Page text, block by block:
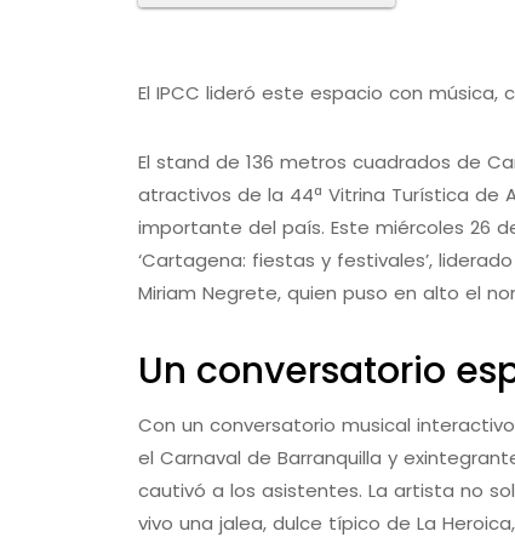
El IPCC lideró este espacio con música,
El stand de 136 metros cuadrados de
atractivos de la 44ª Vitrina Turística de
importante del país. Este miércoles 26
‘Cartagena: fiestas y festivales’,
Miriam Negrete, quien puso en alto el
Un conversatorio
Con un conversatorio musical
el Carnaval de Barranquilla y
cautivó a los asistentes. La artista no
vivo una jalea, dulce típico de La